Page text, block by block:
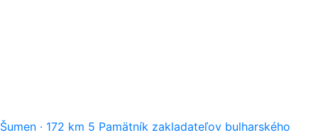
Šumen · 172 km 5 Pamätník zakladateľov bulharského